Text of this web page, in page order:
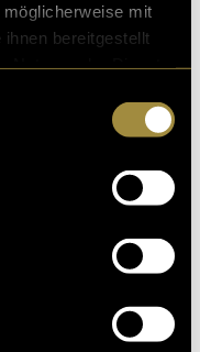
mit
bereitgestellt